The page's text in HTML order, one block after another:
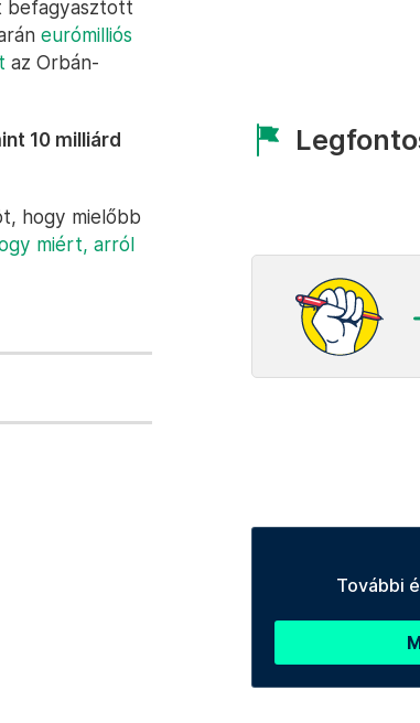
befagyasztott
eurómilliós
az Orbán-
10 milliárd
hogy mielőbb
miért, arról
További